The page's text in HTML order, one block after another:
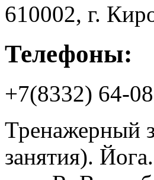
610002, г.
Телефоны:
+7(8332) 64-
Тренажерный
занятия).